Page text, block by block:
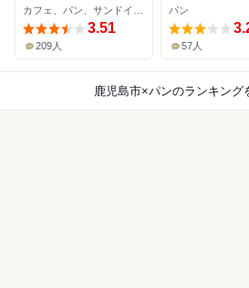
3.51
209人
パン
57人
鹿児島市×パンのランキング